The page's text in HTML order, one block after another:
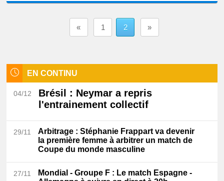
« 1 2 »
EN CONTINU
04/12 Brésil
: Neymar a repris
l'entrainement collectif
29/11 Arbitrage : Stéphanie Frappart va devenir
la première femme à arbitrer un match de
Coupe du monde masculine
27/11 Mondial - Groupe F : Le match Espagne -